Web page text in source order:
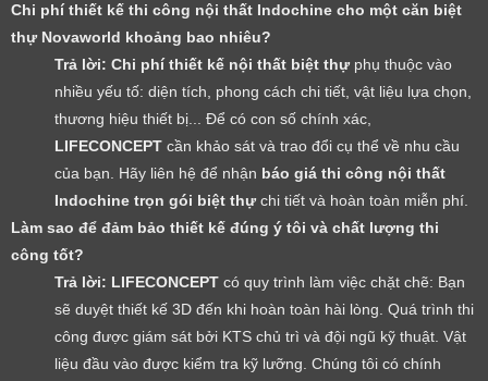
Chi phí thiết kế thi công nội thất Indochine cho một căn biệt
thự Novaworld khoảng bao nhiêu?
Trả lời: Chi phí thiết kế nội thất biệt thựphụ thuộc vào
nhiều yếu tố: diện tích, phong cách chi tiết, vật liệu lựa chọn,
thương hiệu thiết bị... Để có con số chính xác,
LIFECONCEPT cần khảo sát và trao đổi cụ thể về nhu cầu
của bạn. Hãy liên hệ để nhận báo giá thi công nội thất
Indochine trọn gói biệt thựchi tiết và hoàn toàn miễn phí.
Làm sao để đảm bảo thiết kế đúng ý tôi và chất lượng thi
công tốt?
Trả lời: LIFECONCEPT có quy trình làm việc chặt chẽ: Bạn
sẽ duyệt thiết kế 3D đến khi hoàn toàn hài lòng. Quá trình thi
công được giám sát bởi KTS chủ trì và đội ngũ kỹ thuật. Vật
liệu đầu vào được kiểm tra kỹ lưỡng. Chúng tôi có chính